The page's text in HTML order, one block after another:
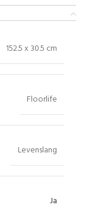
152.5 x 30.5 cm
Floorlife
Levenslang
Ja